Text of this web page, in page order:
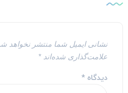
نشانی ایمیل شما منتشر نخواهد شد.
علامت‌گذاری شده‌اند*
دیدگاه*